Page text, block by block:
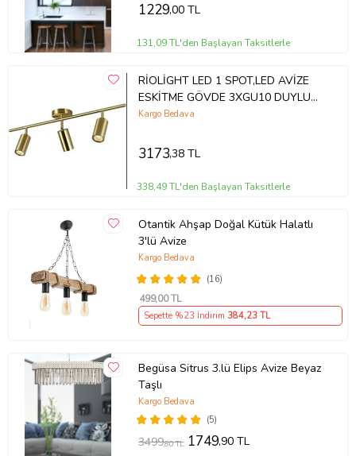
1229,00 TL
131,09 TL'den Başlayan Taksitlerle
RİOLİGHT LED 1 SPOT,LED AVİZE
ESKİTME GÖVDE 3XGU10 DUYLU
GÜN IŞIĞI 360 DERECE HAREKETLİ
Kargo Bedava
3173,38 TL
338,49 TL'den Başlayan Taksitlerle
Otantik Ahşap Doğal Kütük Halatlı
3'lü Avize
(16)
Kargo Bedava
499,00 TL
Sepette %23 İndirim 384,23 TL
Begüsa Sitrus 3.lü Elips Avize Beyaz
Taşlı
(5)
Kargo Bedava
3499,80 TL 1749,90 TL